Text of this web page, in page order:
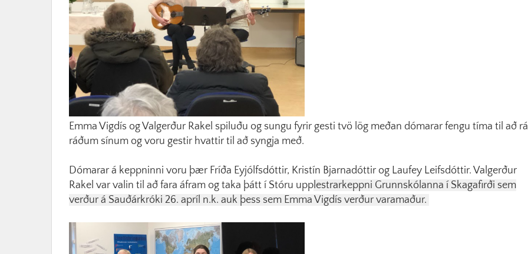
Emma Vigdís og Valgerður Rakel spiluðu og sungu fyrir gesti tvö lög meðan dómarar fengu tíma til að
ráðum sínum og voru gestir hvattir til að syngja með.
Dómarar á keppninni voru þær Fríða Eyjólfsdóttir, Kristín Bjarnadóttir og Laufey Leifsdóttir. Valgerður
Rakel var valin til að fara áfram og taka þátt í Stóru upplestrarkeppni Grunnskólanna í Skagafirði sem
verður á Sauðárkróki 26. apríl n.k. auk þess sem Emma Vigdís verður varamaður.